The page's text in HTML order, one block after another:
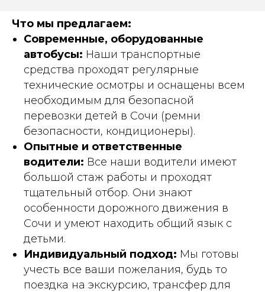
Что мы предлагаем:
Современные, оборудованные
автобусы: Наши транспортные
средства проходят регулярные
технические осмотры и оснащены всем
необходимым для безопасной
перевозки детей в Сочи (ремни
безопасности, кондиционеры).
Опытные и ответственные
водители: Все наши водители имеют
большой стаж работы и проходят
тщательный отбор. Они знают
особенности дорожного движения в
Сочи и умеют находить общий язык с
детьми.
Индивидуальный подход: Мы готовы
учесть все ваши пожелания, будь то
поездка на экскурсию, трансфер для